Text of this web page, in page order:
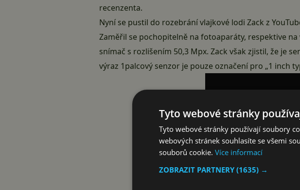
recenzenta.
Nyní se pustil do rozebrání vlajkové lodi Zack z
Zaměřil se pochopitelně na fotoaparáty, respektive
snímač s rozlišením 50,3 Mpx. Zack však zjistil, že je
výraz 1palcový senzor je pouze označení pro „1 inch
Tyto webové stránky
Tyto webové stránky používají soubory
webových stránek souhlasíte se všemi
souborů cookie. Více informací
ZOBRAZIT PARTNERY(1635) →